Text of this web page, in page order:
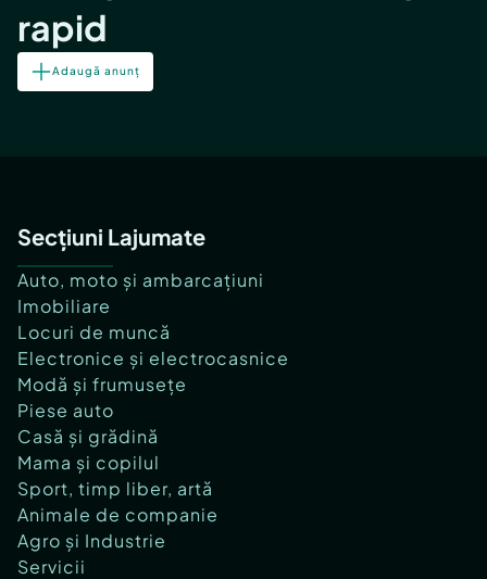
rapid
Adaugă anunț
Secțiuni Lajumate
Auto, moto și ambarcațiuni
Imobiliare
Locuri de muncă
Electronice și electrocasnice
Modă și frumusețe
Piese auto
Casă și grădină
Mama și copilul
Sport, timp liber, artă
Animale de companie
Agro și Industrie
Servicii